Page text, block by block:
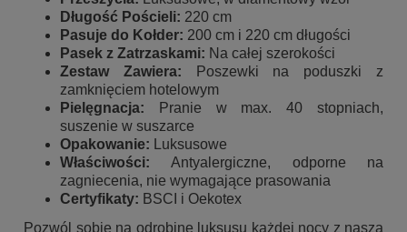
Długość Pościeli: 220 cm
Pasuje do Kołder: 200 cm i 220 cm długości
Pasek z Zatrzaskami: Na całej szerokości
Zestaw Zawiera: Poszewki na poduszki z
zamknięciem hotelowym
Pielęgnacja: Pranie w max. 40 stopniach,
suszenie w suszarce
Opakowanie: Luksusowe
Właściwości: Antyalergiczne, odporne na
zagniecenia, nie wymagające prasowania
Certyfikaty: BSCI i Oekotex
Pozwól sobie na odrobinę luksusu każdej nocy z naszą